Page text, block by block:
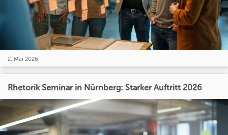
2. Mai 2026
Rhetorik Seminar in Nürnberg: Starker Auftritt 2026